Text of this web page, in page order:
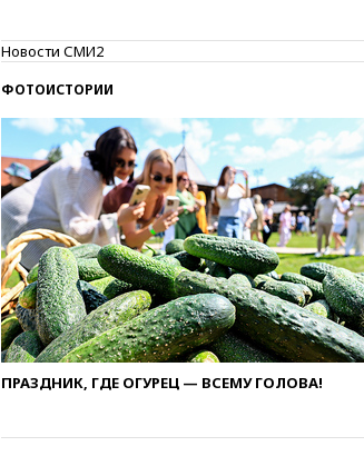
Новости СМИ2
ФОТОИСТОРИИ
ПРАЗДНИК, ГДЕ ОГУРЕЦ — ВСЕМУ ГОЛОВА!